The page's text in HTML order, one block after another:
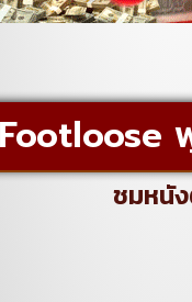
Footloose
ชมหนั